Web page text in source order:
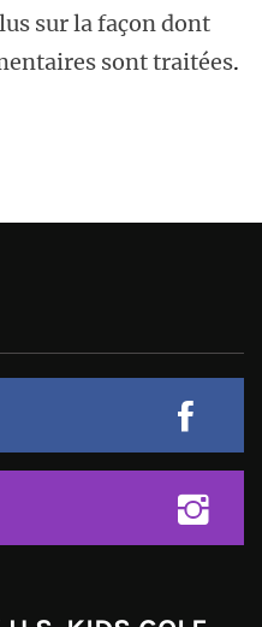
sur la façon dont
sont traitées.